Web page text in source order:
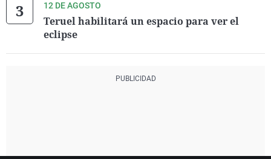
12 DE AGOSTO
Teruel habilitará un espacio para ver el
eclipse